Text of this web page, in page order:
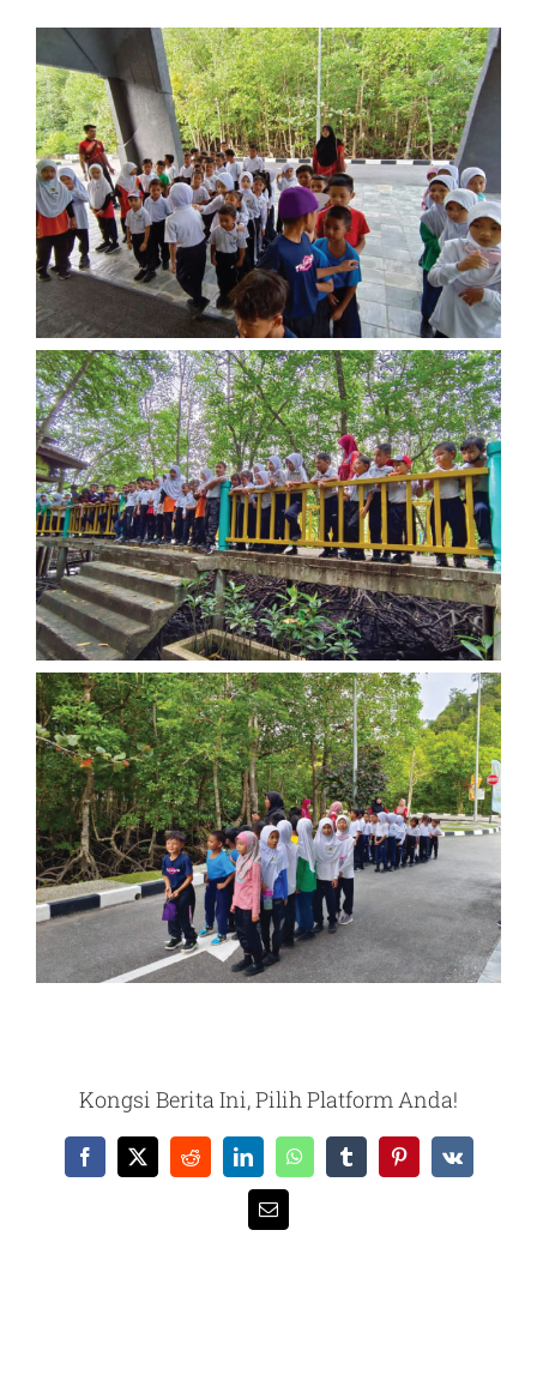
Kongsi Berita Ini, Pilih Platform Anda!
Facebook
X RedditLinkedInWhatsAppTumblrPinterest
Vk
Email